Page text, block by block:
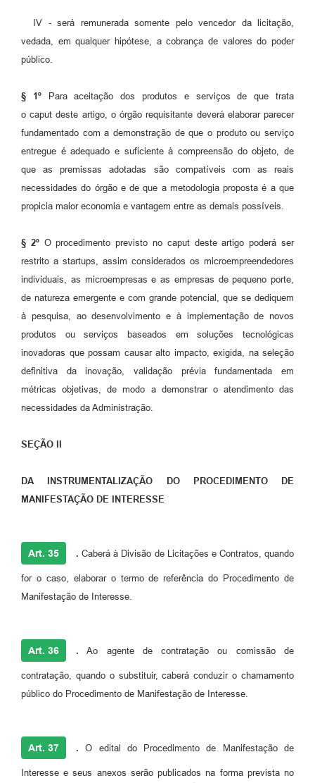
IV - será remunerada somente pelo vencedor da licitação,
vedada, em qualquer hipótese, a cobrança de valores do poder
público.
§ 1ºPara aceitação dos produtos e serviços de que trata
o caput deste artigo, o órgão requisitante deverá elaborar parecer
fundamentado com a demonstração de que o produto ou serviço
entregue é adequado e suficiente à compreensão do objeto, de
que as premissas adotadas são compatíveis com as reais
necessidades do órgão e de que a metodologia proposta é a que
propicia maior economia e vantagem entre as demais possíveis.
§ 2ºO procedimento previsto no caput deste artigo poderá ser
restrito a startups, assim considerados os microempreendedores
individuais, as microempresas e as empresas de pequeno porte,
de natureza emergente e com grande potencial, que se dediquem
à pesquisa, ao desenvolvimento e à implementação de novos
produtos ou serviços baseados em soluções tecnológicas
inovadoras que possam causar alto impacto, exigida, na seleção
definitiva da inovação, validação prévia fundamentada em
métricas objetivas, de modo a demonstrar o atendimento das
necessidades da Administração.
SEÇÃO II
DA INSTRUMENTALIZAÇÃO DO PROCEDIMENTO DE
MANIFESTAÇÃO DE INTERESSE
Art. 35 . Caberá à Divisão de Licitações e Contratos, quando
for o caso, elaborar o termo de referência do Procedimento de
Manifestação de Interesse.
Art. 36 . Ao agente de contratação ou comissão de
contratação, quando o substituir, caberá conduzir o chamamento
público do Procedimento de Manifestação de Interesse.
Art. 37 . O edital do Procedimento de Manifestação de
Interesse e seus anexos serão publicados na forma prevista no